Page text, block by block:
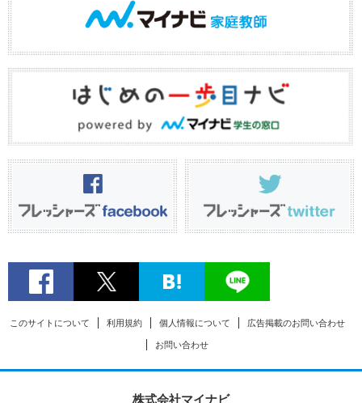
このサイトについて 利用規約 個人情報について 広告掲載のお問い合わせ
お問い合わせ
株式会社マイナビ